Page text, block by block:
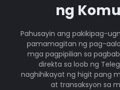
ng
Pahusayin ang pakikipag-
pamamagitan ng pag-
mga pagpipilian sa
direkta sa loob ng
naghihikayat ng higit pang
at transaksyon sa